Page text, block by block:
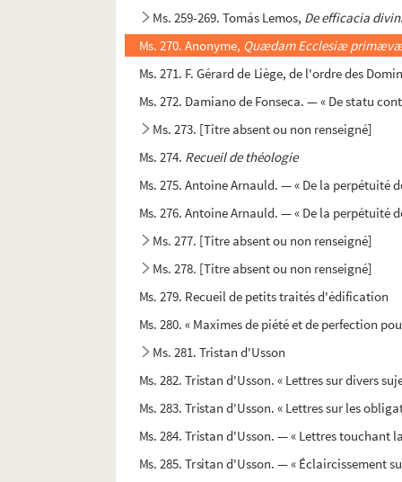
Ms. 259-269. Tomás Lemos, De efficacia
Ms. 270. Anonyme, Quædam Ecclesiæ
Ms. 271. F. Gérard de Liège, de l'ordre des
Ms. 272. Damiano de Fonseca. — « De statu
Ms. 273. [Titre absent ou non renseigné]
Ms. 274. Recueil de théologie
Ms. 275. Antoine Arnauld. — « De la perpétuité
Ms. 276. Antoine Arnauld. — « De la perpétuité
Ms. 277. [Titre absent ou non renseigné]
Ms. 278. [Titre absent ou non renseigné]
Ms. 279. Recueil de petits traités d'édification
Ms. 280. « Maximes de piété et de perfection
Ms. 281. Tristan d'Usson
Ms. 282. Tristan d'Usson. « Lettres sur divers
Ms. 283. Tristan d'Usson. « Lettres sur les
Ms. 284. Tristan d'Usson. — « Lettres
Ms. 285. Trsitan d'Usson. — « Éclaircissement